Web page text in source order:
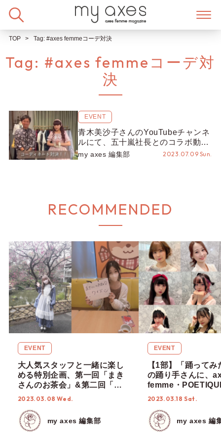
TOP Tag: #axes femmeコーデ対決
Tag: #axes femmeコーデ対
決
EVENT
青木美沙子さんのYouTubeチャンネ
ルにて、五十嵐社長とのコラボ動画
「axes femme コーデ対決」が公開
my axes 編集部 2023.07.09 Sun.
RECOMMENDED
EVENT
大人気スタッフと一緒に楽し
める特別企画、第一回「まき
さんのお茶会」&第二回「あ
おいのおさんぽ」を開催しま
2023.03.08 Wed.
my axes 編集部
EVENT
【1部】「踊って
の踊り手さんに、
femme・
のアイテムを着た
ニコ動画】
2023.03.18 Sat.
my axes 編